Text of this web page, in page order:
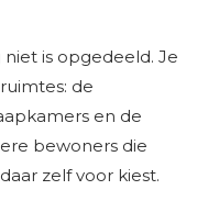
is opgedeeld. Je
de
en de
bewoners die
zelf voor kiest.